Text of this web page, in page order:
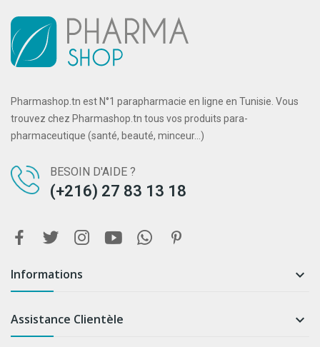
Pharmashop.tn est N°1 parapharmacie en ligne en Tunisie. Vous
trouvez chez Pharmashop.tn tous vos produits para-
pharmaceutique (santé, beauté, minceur...)
BESOIN D'AIDE ?
(+216) 27 83 13 18
Informations 
Assistance Clientèle 